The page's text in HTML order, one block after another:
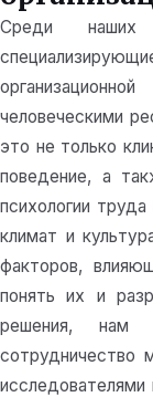
Среди наших
человеческими
это не только
поведение, а
психологии
климат и
факторов,
понять их и
решения, нам
сотрудничество